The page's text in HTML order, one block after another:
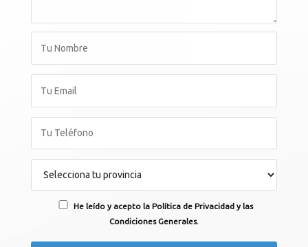
He leído y acepto la Política de Privacidad y las
Condiciones Generales.